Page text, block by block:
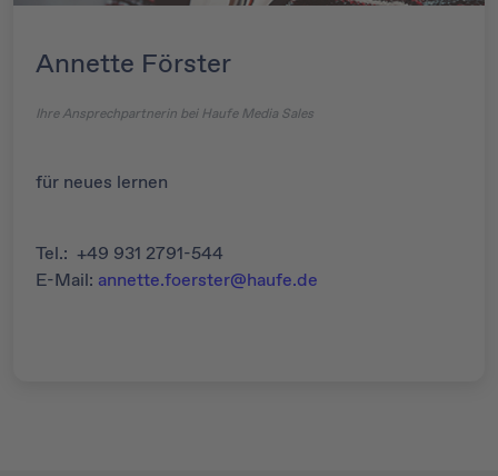
Annette Förster
Ihre Ansprechpartnerin bei Haufe Media Sales
für neues lernen
Tel.: +49 931 2791-544
E-Mail: annette.foerster@haufe.de